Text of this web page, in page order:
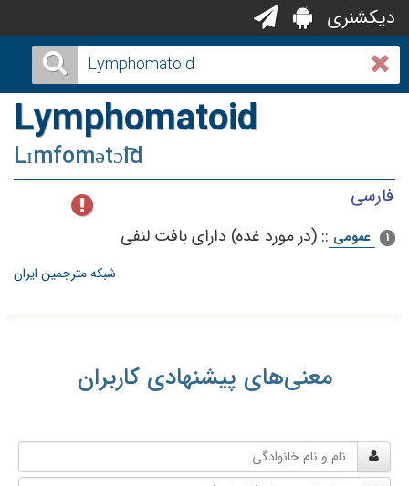
دیکشنری
Lymphomatoid
Lɪmfomətɔ͡id
فارسی
1 عمومی :: (در مورد غده‌) دارای‌ بافت‌ لنفی‌
شبکه مترجمین ایران
معنی‌های پیشنهادی کاربران
و